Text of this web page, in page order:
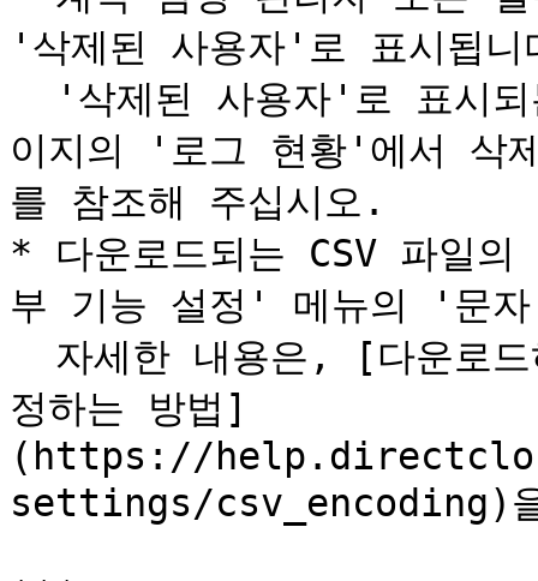
'삭제된 사용자'로 표시됩
이지의 '로그 현황'에서 삭
를 참조해 주십시오.
* 다운로드되는 CSV 파일
부 기능 설정' 메뉴의 '문
정하는 방법]
(https://
settings/csv_encoding)